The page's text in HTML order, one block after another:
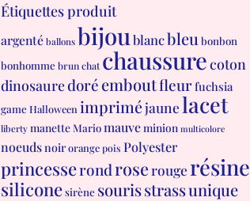
Étiquettes produit
argenté ballons bijou blancbleu bonbon
bonhomme brun chat chaussurecoton
dinosauredoré emboutfleurfuchsia
game Halloween impriméjaunelacet
liberty manette Mario mauveminion multicolore
noeudsnoir orange pois Polyester
princesserondroserougerésine
silicone sirène sourisstrassunique